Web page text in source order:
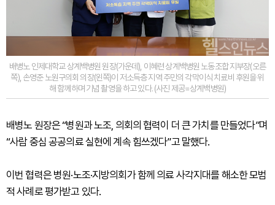
배병노 인제대학교 상계백병원 원장(가운데), 이혜련 상계백병원 노동조합 지부장(오른
쪽), 손영준 노원구의회 의장(왼쪽)이 저소득층 지역 주민의 각막이식 치료비 후원을 위
해 함께하며 기념 촬영을 하고 있다. (사진 제공=상계백병원)
배병노 원장은 “병원과 노조, 의회의 협력이 더 큰 가치를 만들었다”며
“사람 중심 공공의료 실현에 계속 힘쓰겠다”고 말했다.
이번 협력은 병원·노조·지방의회가 함께 의료 사각지대를 해소한 모범
적 사례로 평가받고 있다.